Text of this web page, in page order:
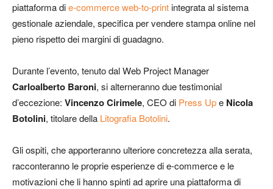
piattaforma die-commerce web-to-printintegrata al sistema
gestionale aziendale, specifica per vendere stampa online nel
pieno rispetto dei margini di guadagno.
Durante l’evento, tenuto dal Web Project Manager
Carloalberto Baroni, si alterneranno due testimonial
d’eccezione: Vincenzo Cirimele, CEO di Press Upe Nicola
Botolini, titolare della Litografia Botolini.
Gli ospiti, che apporteranno ulteriore concretezza alla serata,
racconteranno le proprie esperienze di e-commerce e le
motivazioni che li hanno spinti ad aprire una piattaforma di